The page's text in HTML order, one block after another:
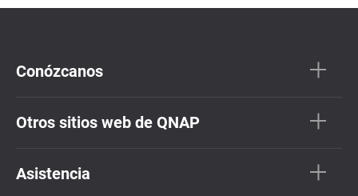
Conózcanos
Otros sitios web de QNAP
Asistencia